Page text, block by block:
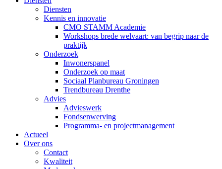
Diensten
Kennis en innovatie
CMO STAMM Academie
Workshops brede welvaart: van begrip naar de
praktijk
Onderzoek
Inwonerspanel
Onderzoek op maat
Sociaal Planbureau Groningen
Trendbureau Drenthe
Advies
Advieswerk
Fondsenwerving
Programma- en projectmanagement
Actueel
Over ons
Contact
Kwaliteit